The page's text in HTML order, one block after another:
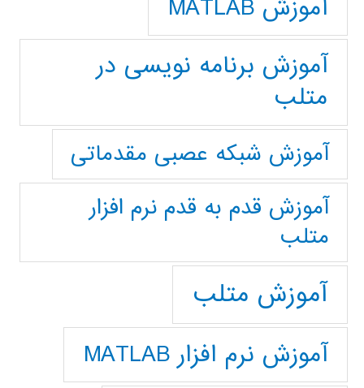
آموزش MATLAB
آموزش برنامه نویسی در
متلب
آموزش شبکه عصبی مقدماتی
آموزش قدم به قدم نرم افزار
متلب
آموزش متلب
آموزش نرم افزار MATLAB